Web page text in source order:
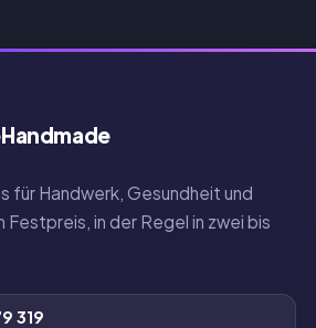
für Handwerk, Gesundheit und
Festpreis, in der Regel in zwei bis
319